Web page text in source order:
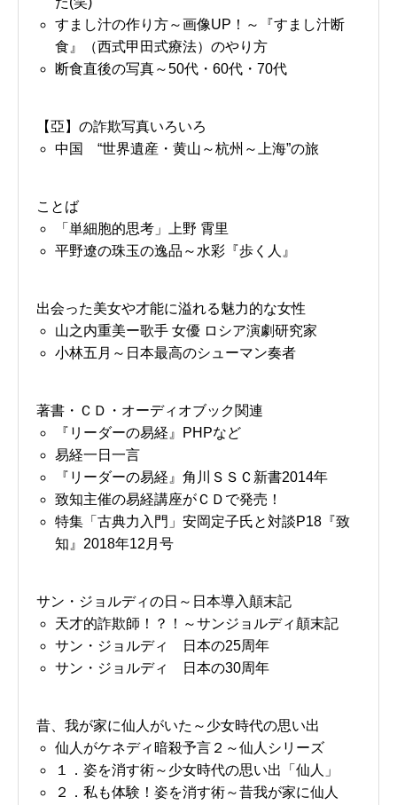
すまし汁の作り方～画像UP！～『すまし汁断
食』（西式甲田式療法）のやり方
断食直後の写真～50代・60代・70代
【亞】の詐欺写真いろいろ
中国 “世界遺産・黄山～杭州～上海”の旅
ことば
「単細胞的思考」上野 霄里
平野遼の珠玉の逸品～水彩『歩く人』
出会った美女や才能に溢れる魅力的な女性
山之内重美ー歌手 女優 ロシア演劇研究家
小林五月～日本最高のシューマン奏者
著書・ＣＤ・オーディオブック関連
『リーダーの易経』PHPなど
易経一日一言
『リーダーの易経』角川ＳＳＣ新書2014年
致知主催の易経講座がＣＤで発売！
特集「古典力入門」安岡定子氏と対談P18『致
知』2018年12月号
サン・ジョルディの日～日本導入顛末記
天才的詐欺師！？！～サンジョルディ顛末記
サン・ジョルディ 日本の25周年
サン・ジョルディ 日本の30周年
昔、我が家に仙人がいた～少女時代の思い出
仙人がケネディ暗殺予言２～仙人シリーズ
１．姿を消す術～少女時代の思い出「仙人」
２．私も体験！姿を消す術～昔我が家に仙人